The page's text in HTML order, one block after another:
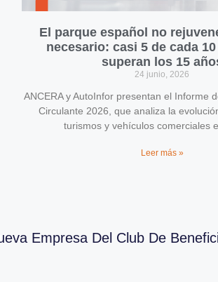
El parque español no
necesario: casi 5 de cada
superan los 15
24 junio, 2026
ANCERA y AutoInfor presentan el Informe
Circulante 2026, que analiza la
turismos y vehículos comerciales
Leer más »
Empresa Del Club De